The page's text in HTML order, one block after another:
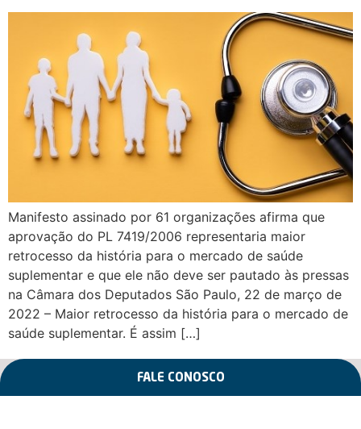
Manifesto assinado por 61 organizações afirma que
aprovação do PL 7419/2006 representaria maior
retrocesso da história para o mercado de saúde
suplementar e que ele não deve ser pautado às pressas
na Câmara dos Deputados São Paulo, 22 de março de
2022 – Maior retrocesso da história para o mercado de
saúde suplementar. É assim […]
FALE CONOSCO